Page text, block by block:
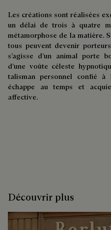
Les créations sont réalisées
un délai de trois à quatre
métamorphose de la matière.
tous peuvent devenir
s’agisse d’un animal porte
d’une voûte céleste
talisman personnel confié à
échappe au temps et
affective.
Découvrir plus